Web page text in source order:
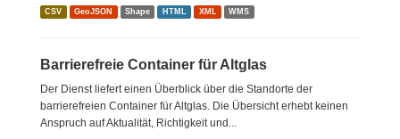
CSV GeoJSON Shape HTML XML WMS
Barrierefreie Container für Altglas
Der Dienst liefert einen Überblick über die Standorte der
barrierefreien Container für Altglas. Die Übersicht erhebt keinen
Anspruch auf Aktualität, Richtigkeit und...